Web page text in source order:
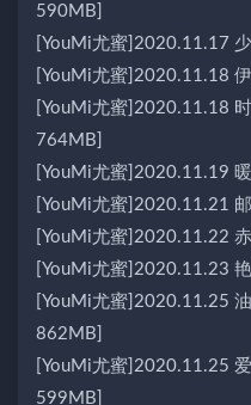
590MB]
[YouMi尤蜜]2020.11.17
[YouMi尤蜜]2020.11.18
[YouMi尤蜜]2020.11.18
764MB]
[YouMi尤蜜]2020.11.19
[YouMi尤蜜]2020.11.21
[YouMi尤蜜]2020.11.22
[YouMi尤蜜]2020.11.23
[YouMi尤蜜]2020.11.25
862MB]
[YouMi尤蜜]2020.11.25
599MB]